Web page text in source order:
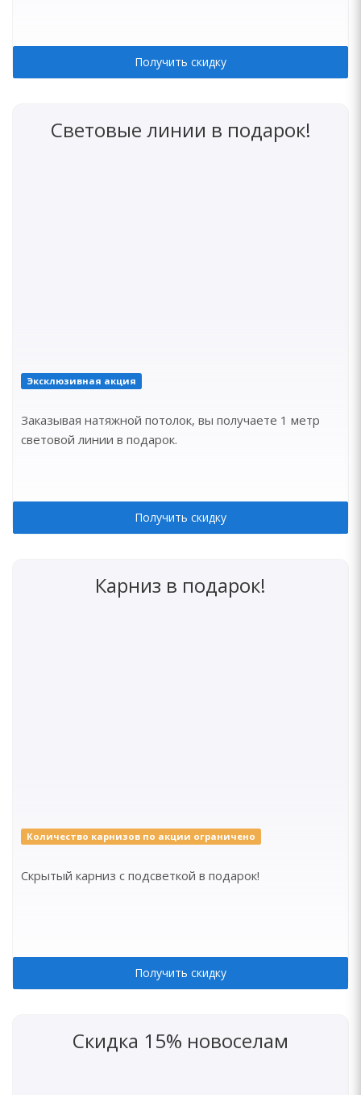
Получить скидку
Световые линии в подарок!
Эксклюзивная акция
Заказывая натяжной потолок, вы получаете 1 метр
световой линии в подарок.
Получить скидку
Карниз в подарок!
Количество карнизов по акции ограничено
Скрытый карниз с подсветкой в подарок!
Получить скидку
Скидка 15% новоселам